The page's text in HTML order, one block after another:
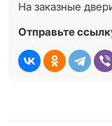
На заказные
Отправьте